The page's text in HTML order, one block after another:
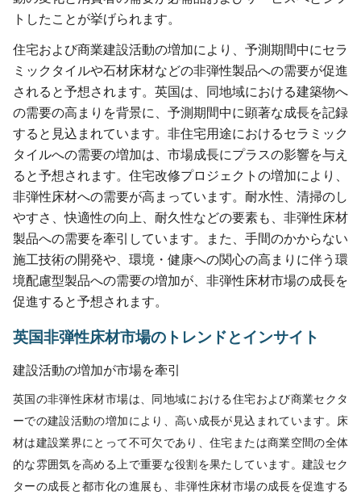
トしたことが挙げられます。
住宅および商業建設活動の増加により、予測期間中にセラ
ミックタイルや石材床材などの非弾性製品への需要が促進
されると予想されます。英国は、同地域における建築物へ
の需要の高まりを背景に、予測期間中に顕著な成長を記録
すると見込まれています。非住宅用途におけるセラミック
タイルへの需要の増加は、市場成長にプラスの影響を与え
ると予想されます。住宅改修プロジェクトの増加により、
非弾性床材への需要が高まっています。耐水性、清掃のし
やすさ、快適性の向上、耐久性などの要素も、非弾性床材
製品への需要を牽引しています。また、手間のかからない
施工技術の開発や、環境・健康への関心の高まりに伴う環
境配慮型製品への需要の増加が、非弾性床材市場の成長を
促進すると予想されます。
英国非弾性床材市場のトレンドとインサイト
建設活動の増加が市場を牽引
英国の非弾性床材市場は、同地域における住宅および商業セクタ
ーでの建設活動の増加により、高い成長が見込まれています。床
材は建設業界にとって不可欠であり、住宅または商業空間の全体
的な雰囲気を高める上で重要な役割を果たしています。建設セク
ターの成長と都市化の進展も、非弾性床材市場の成長を促進する